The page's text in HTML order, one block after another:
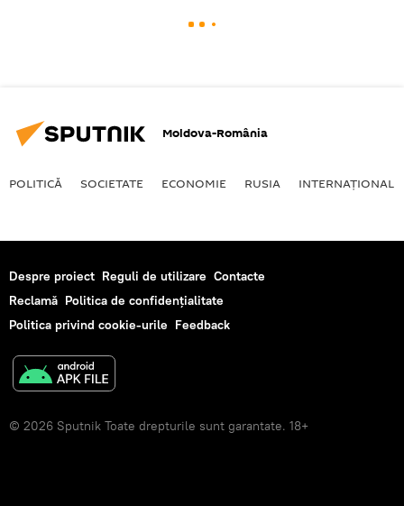
Moldova-România
POLITICĂ SOCIETATE ECONOMIE RUSIA INTERNAŢIONAL
Despre proiect Reguli de utilizare Contacte
Reclamă Politica de confidențialitate
Politica privind cookie-urile Feedback
© 2026 Sputnik Toate drepturile sunt garantate. 18+